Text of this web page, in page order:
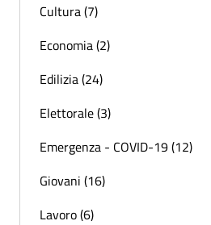
Cultura (7)
Economia (2)
Edilizia (24)
Elettorale (3)
Emergenza - COVID-19 (12)
Giovani (16)
Lavoro (6)